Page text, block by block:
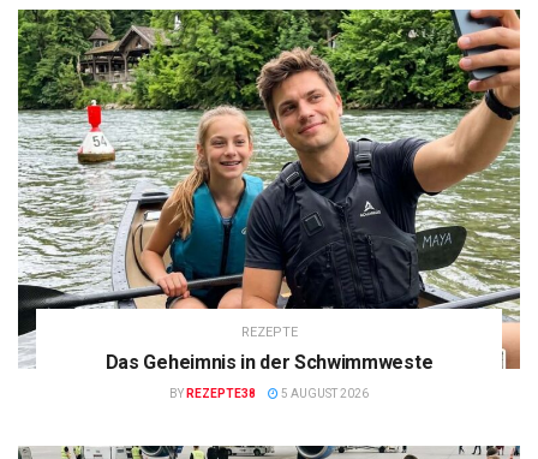
REZEPTE
Das Geheimnis in der Schwimmweste
BY REZEPTE38 5 AUGUST 2026